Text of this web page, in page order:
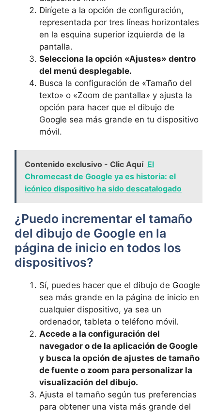
Dirígete a la opción de⁢ configuración,
‍representada por tres líneas horizontales
en la esquina superior ​izquierda de ⁢la
pantalla.
Selecciona la opción «Ajustes» dentro
del menú ⁣desplegable.
Busca la configuración de⁤ «Tamaño del
texto» o «Zoom de pantalla» ‌y ajusta‍ la
opción para hacer que el dibujo de
Google sea más⁤ grande en tu dispositivo
móvil.
Contenido exclusivo - Clic Aquí El
Chromecast de Google ya es historia: el
icónico dispositivo ha sido descatalogado
¿Puedo ‌incrementar el tamaño
del dibujo de Google en la‌
página de inicio en todos ⁣los⁢
dispositivos?
Sí, puedes hacer que el dibujo de Google
sea más grande en⁣ la página de inicio en
‌cualquier dispositivo, ya sea un
ordenador, ⁢tableta o teléfono móvil.
Accede a la configuración del
navegador o de la aplicación de Google
y busca la opción ‍de ajustes de tamaño
de fuente o‌ zoom para personalizar la
visualización del dibujo.
Ajusta el tamaño según tus preferencias
para obtener una vista más grande del